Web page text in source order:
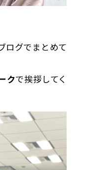
ログでまとめて
クで挨拶してく